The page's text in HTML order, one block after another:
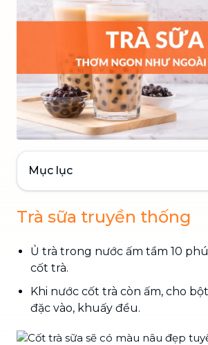
Mục lục
Trà sữa truyền thống
Ủ trà trong nước ấm tầm 10
cốt trà.
Khi nước cốt trà còn ấm, cho
đặc vào, khuấy đều.